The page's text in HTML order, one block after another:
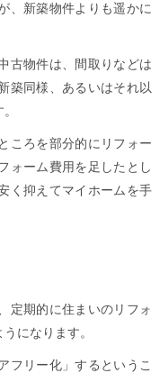
、新築物件よりも遥かに
古物件は、間取りなどは
築同様、あるいはそれ以
ころを部分的にリフォー
ォーム費用を足したとし
く抑えてマイホームを手
定期的に住まいのリフォ
になります。
フリー化」するというこ